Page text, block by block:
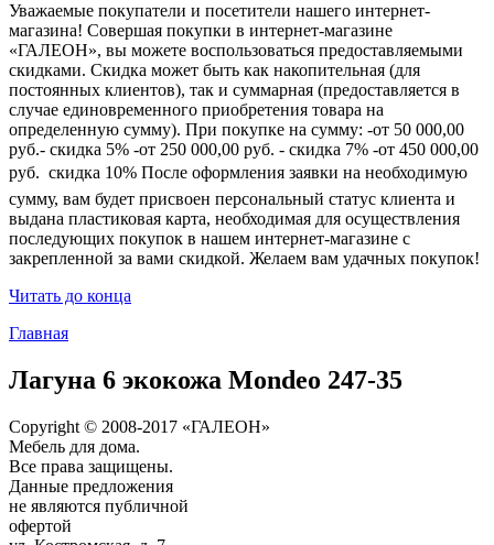
Уважаемые покупатели и посетители нашего интернет-
магазина! Совершая покупки в интернет-магазине
«ГАЛЕОН», вы можете воспользоваться предоставляемыми
скидками. Скидка может быть как накопительная (для
постоянных клиентов), так и суммарная (предоставляется в
случае единовременного приобретения товара на
определенную сумму). При покупке на сумму: -от 50 000,00
руб.- скидка 5% -от 250 000,00 руб. - скидка 7% -от 450 000,00
руб.  скидка 10% После оформления заявки на необходимую
сумму, вам будет присвоен персональный статус клиента и
выдана пластиковая карта, необходимая для осуществления
последующих покупок в нашем интернет-магазине с
закрепленной за вами скидкой. Желаем вам удачных покупок!
Читать до конца
Главная
Лагуна 6 экокожа Mondeo 247-35
Copyright © 2008-2017 «ГАЛЕОН»
Мебель для дома.
Все права защищены.
Данные предложения
не являются публичной
офертой